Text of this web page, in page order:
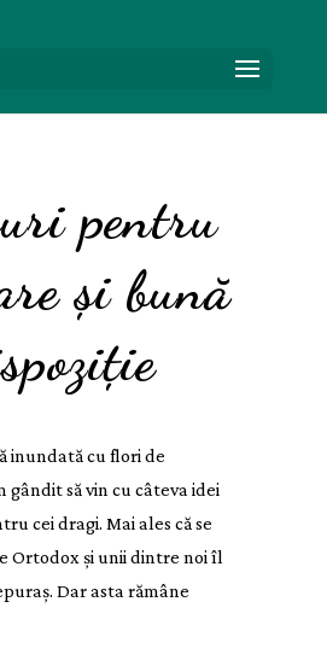
pentru
și bună
inundată cu flori de
gândit să vin cu câteva idei
cei dragi. Mai ales că se
Ortodox și unii dintre noi îl
Dar asta rămâne